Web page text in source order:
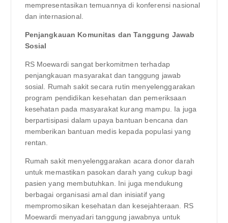
mempresentasikan temuannya di konferensi nasional
dan internasional.
Penjangkauan Komunitas dan Tanggung Jawab
Sosial
RS Moewardi sangat berkomitmen terhadap
penjangkauan masyarakat dan tanggung jawab
sosial. Rumah sakit secara rutin menyelenggarakan
program pendidikan kesehatan dan pemeriksaan
kesehatan pada masyarakat kurang mampu. Ia juga
berpartisipasi dalam upaya bantuan bencana dan
memberikan bantuan medis kepada populasi yang
rentan.
Rumah sakit menyelenggarakan acara donor darah
untuk memastikan pasokan darah yang cukup bagi
pasien yang membutuhkan. Ini juga mendukung
berbagai organisasi amal dan inisiatif yang
mempromosikan kesehatan dan kesejahteraan. RS
Moewardi menyadari tanggung jawabnya untuk